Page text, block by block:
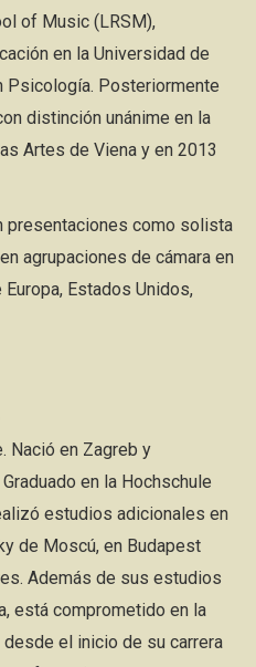
of Music (LRSM),
en la Universidad de
Psicología. Posteriormente
distinción unánime en la
Artes de Viena y en 2013
presentaciones como solista
agrupaciones de cámara en
Estados Unidos,
Nació en Zagreb y
en la Hochschule
estudios adicionales en
de Moscú, en Budapest
Además de sus estudios
está comprometido en la
el inicio de su carrera